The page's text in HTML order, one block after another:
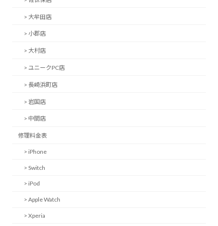
> 大牟田店
> 小郡店
> 大村店
> ユニークPC店
> 長崎浜町店
> 岩国店
> 中間店
修理料金表
> iPhone
> Switch
> iPod
> Apple Watch
> Xperia